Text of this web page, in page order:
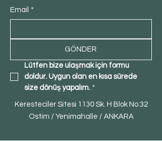
Email *
GÖNDER
Lütfen bize ulaşmak için formu
doldur. Uygun olan en kısa sürede
size dönüş yapalım. *
Keresteciler Sitesi 1130 Sk. H Blok No:32
Ostim / Yenimahalle / ANKARA